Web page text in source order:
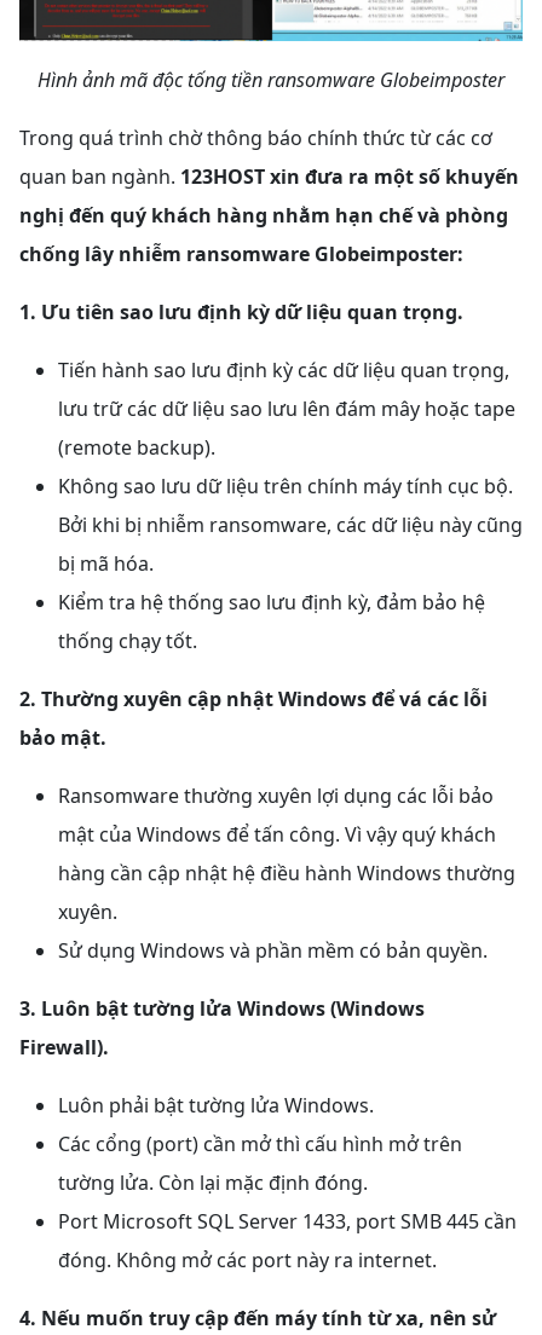
Hình ảnh mã độc tống tiền ransomware Globeimposter
Trong quá trình chờ thông báo chính thức từ các cơ
quan ban ngành. 123HOST xin đưa ra một số khuyến
nghị đến quý khách hàng nhằm hạn chế và phòng
chống lây nhiễm ransomware Globeimposter:
1. Ưu tiên sao lưu định kỳ dữ liệu quan trọng.
Tiến hành sao lưu định kỳ các dữ liệu quan trọng,
lưu trữ các dữ liệu sao lưu lên đám mây hoặc tape
(remote backup).
Không sao lưu dữ liệu trên chính máy tính cục bộ.
Bởi khi bị nhiễm ransomware, các dữ liệu này cũng
bị mã hóa.
Kiểm tra hệ thống sao lưu định kỳ, đảm bảo hệ
thống chạy tốt.
2. Thường xuyên cập nhật Windows để vá các lỗi
bảo mật.
Ransomware thường xuyên lợi dụng các lỗi bảo
mật của Windows để tấn công. Vì vậy quý khách
hàng cần cập nhật hệ điều hành Windows thường
xuyên.
Sử dụng Windows và phần mềm có bản quyền.
3. Luôn bật tường lửa Windows (Windows
Firewall).
Luôn phải bật tường lửa Windows.
Các cổng (port) cần mở thì cấu hình mở trên
tường lửa. Còn lại mặc định đóng.
Port Microsoft SQL Server 1433, port SMB 445 cần
đóng. Không mở các port này ra internet.
4. Nếu muốn truy cập đến máy tính từ xa, nên sử